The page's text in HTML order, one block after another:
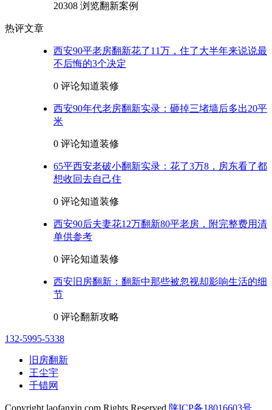
20308 浏览翻新案例
热评文章
西安90平老房翻新花了11万，住了大半年来说说最
不后悔的3个决定
0 评论知道装修
西安90年代老房翻新实录：砸掉三堵墙后多出20平
米
0 评论知道装修
65平西安老破小翻新实录：花了3万8，房东看了都
想收回去自己住
0 评论知道装修
西安90后夫妻花12万翻新80平老房，附完整费用清
单供参考
0 评论知道装修
西安旧房翻新：翻新中那些被忽视却影响生活的细
节
0 评论翻新攻略
132-5995-5338
旧房翻新
王尘宇
千错网